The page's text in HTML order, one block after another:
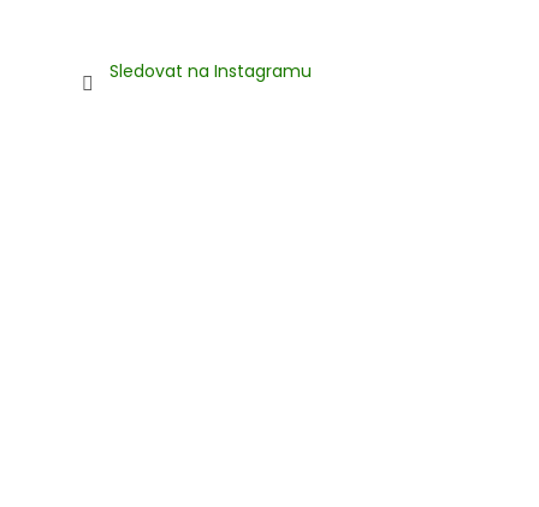
Sledovat na Instagramu